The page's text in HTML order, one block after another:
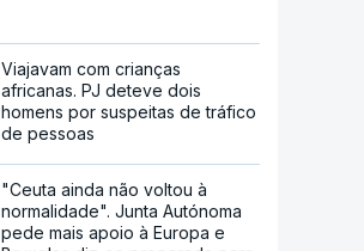
Viajavam com crianças
africanas. PJ deteve dois
homens por suspeitas de tráfico
de pessoas
"Ceuta ainda não voltou à
normalidade". Junta Autónoma
pede mais apoio à Europa e